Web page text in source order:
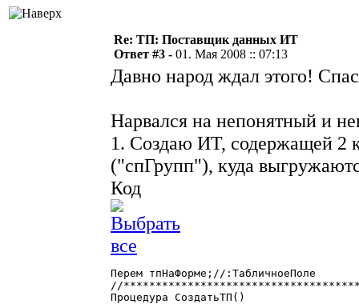
Re: ТП: Поставщик данных ИТ
Ответ #3 - 01. Мая 2008 :: 07:13
Давно народ ждал этого!
Нарвался на непонятный и
1. Создаю ИТ, содержащей 2
("спГрупп"), куда
Код
Перем тпНаФорме;//:ТабличноеПоле
//
Процедура СоздатьТП()